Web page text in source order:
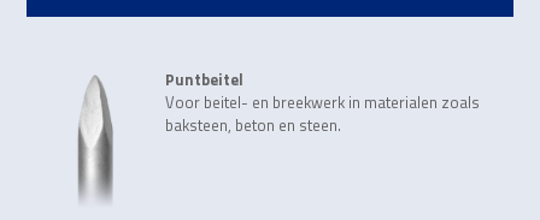
Puntbeitel
Voor beitel- en breekwerk in materialen zoals
baksteen, beton en steen.